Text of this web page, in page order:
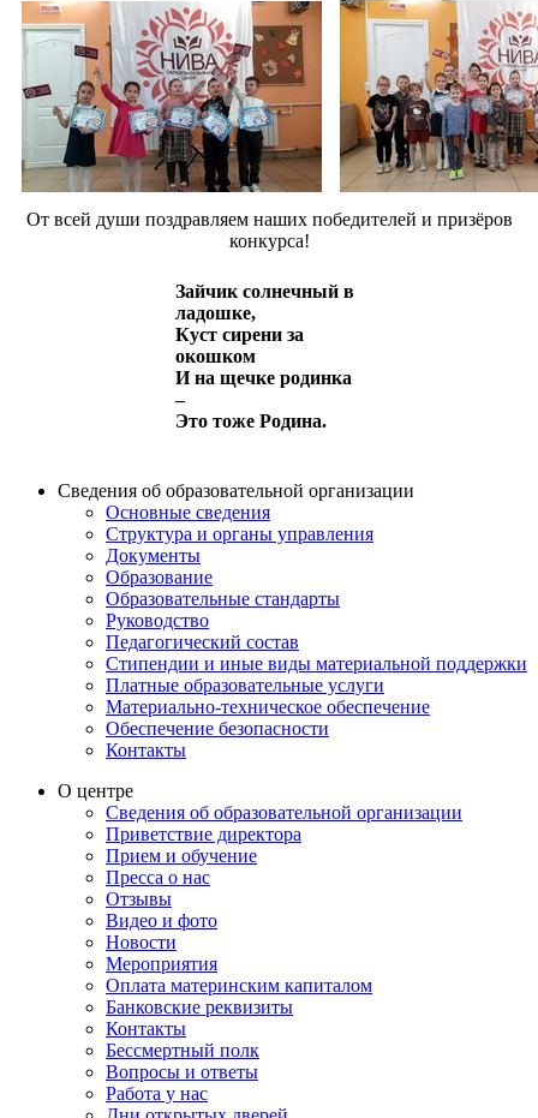
От всей души поздравляем наших победителей и призёров
конкурса!
Зайчик солнечный в
ладошке,
Куст сирени за
окошком
И на щечке родинка
–
Это тоже Родина.
Сведения об образовательной организации
Основные сведения
Структура и органы управления
Документы
Образование
Образовательные стандарты
Руководство
Педагогический состав
Стипендии и иные виды материальной поддержки
Платные образовательные услуги
Материально-техническое обеспечение
Обеспечение безопасности
Контакты
О центре
Сведения об образовательной организации
Приветствие директора
Прием и обучение
Пресса о нас
Отзывы
Видео и фото
Новости
Мероприятия
Оплата материнским капиталом
Банковские реквизиты
Контакты
Бессмертный полк
Вопросы и ответы
Работа у нас